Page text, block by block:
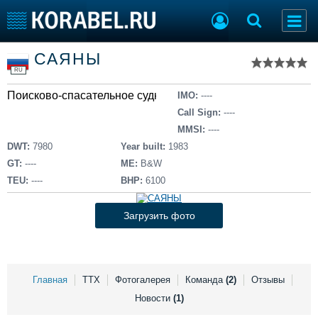
Тип судна
Добавить судно
Добавить проект
Последние 100
Пульс
Новости
Компании
Репутация
Торговая площадка
Доска объявлений
Продажа флота
Оборудование
Изделия
Материалы
Услуги
Флот
RU
САЯНЫ
Поисково-спасательное судно IMO: ----
Call Sign: ----
MMSI: ----
DWT: 7980
GT: ----
TEU: ----
Year built: 1983
ME: B&W
BHP: 6100
Загрузить фото
Главная ТТХ Фотогалерея Команда (2)
Отзывы
Новости (1)